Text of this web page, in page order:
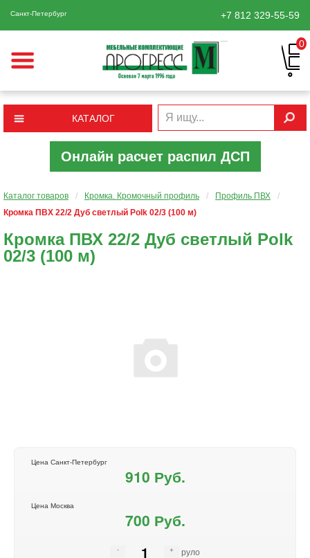
Санкт-Петербург +7 812 329-55-59
0
КАТАЛОГ
Онлайн расчет распил ДСП
Каталог товаров / Кромка. Кромочный профиль / Профиль ПВХ
/
Кромка ПВХ 22/2 Дуб светлый Polk 02/3 (100 м)
Кромка ПВХ 22/2 Дуб светлый Polk
02/3 (100 м)
Цена Санкт-Петербург
910 Руб.
Цена Москва
700 Руб.
руло